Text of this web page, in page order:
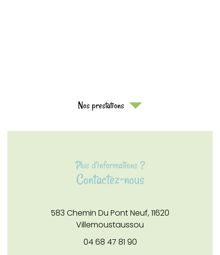
Nos prestations
Plus d’informations ?
Contactez-nous
583 Chemin Du Pont Neuf,11620
Villemoustaussou
04 68 47 81 90